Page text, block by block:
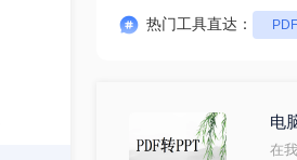
热门工具直达：
电
在